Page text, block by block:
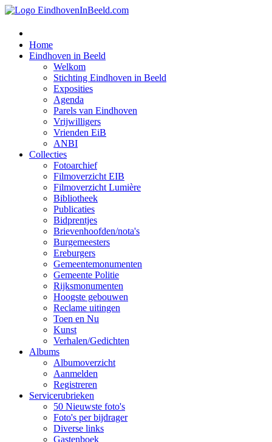
Home
Eindhoven in Beeld
Welkom
Stichting Eindhoven in Beeld
Exposities
Agenda
Parels van Eindhoven
Vrijwilligers
Vrienden EiB
ANBI
Collecties
Fotoarchief
Filmoverzicht EIB
Filmoverzicht Lumière
Bibliotheek
Publicaties
Bidprentjes
Brievenhoofden/nota's
Burgemeesters
Ereburgers
Gemeentemonumenten
Gemeente Politie
Rijksmonumenten
Hoogste gebouwen
Reclame uitingen
Toen en Nu
Kunst
Verhalen/Gedichten
Albums
Albumoverzicht
Aanmelden
Registreren
Servicerubrieken
50 Nieuwste foto's
Foto's per bijdrager
Diverse links
Gastenboek